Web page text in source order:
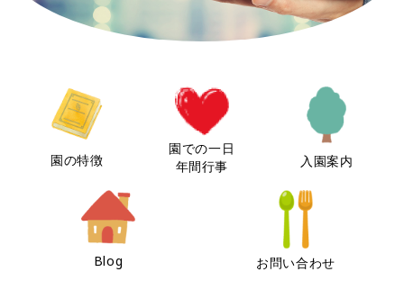
園の特徴
園での一日
年間行事
入園案内
Blog お問い合わせ